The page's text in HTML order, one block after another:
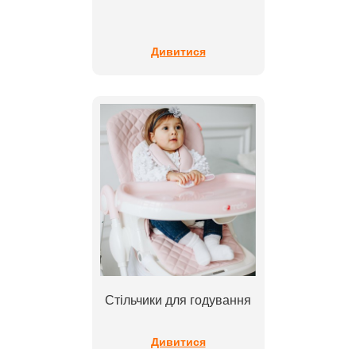
Дивитися
Стільчики для годування
Дивитися